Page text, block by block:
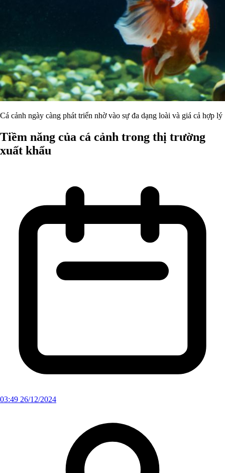
Cá cảnh ngày càng phát triển nhờ vào sự đa dạng loài và giá cả hợp lý
Tiềm năng của cá cảnh trong thị trường
xuất khẩu
03:49 26/12/2024